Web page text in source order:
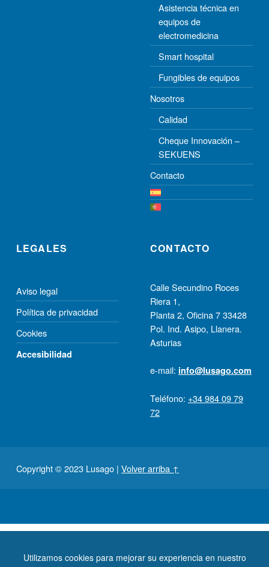
Asistencia técnica en
equipos de
electromedicina
Smart hospital
Fungibles de equipos
Nosotros
Calidad
Cheque Innovación –
SEKUENS
Contacto
LEGALES
Aviso legal
Política de privacidad
Cookies
Accesibilidad
CONTACTO
Calle Secundino Roces
Riera 1,
Planta 2, Oﬁcina 7 33428
Pol. Ind. Asipo, Llanera.
Asturias
e-mail: info@lusago.com
Teléfono: +34 984 09 79
72
Copyright © 2023 Lusago | Volver arriba ↑
Utilizamos cookies para mejorar su experiencia en nuestro